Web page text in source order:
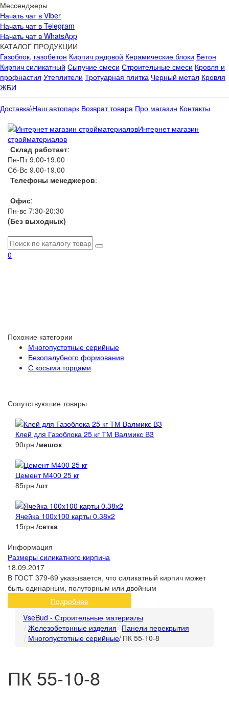
Мессенджеры
Начать чат в Viber
Начать чат в Telegram
Начать чат в WhatsApp
КАТАЛОГ ПРОДУКЦИИ
Газоблок, газобетон Кирпич рядовой Керамические блоки Бетон
Кирпич силикатный Сыпучие смеси Строительные смеси Кровля и
профнастил Утеплители Тротуарная плитка Черный метал Кровля
ЖБИ
Доставка\Наш автопарк Возврат товара Про магазин Контакты
Интернет магазин
стройматериалов
Склад работает:
Пн-Пт 9.00-19.00
Сб-Вс 9.00-19.00
Телефоны менеджеров:
Офис:
Пн-вс 7:30-20:30
(Без выходных)
0
Похожие категории
Многопустотные серийные
Безопалубного формования
С косыми торцами
Сопутствуюшие товары
Клей для Газоблока 25 кг ТМ Валмикс В3
90грн /мешок
Цемент М400 25 кг
85грн /шт
Ячейка 100х100 карты 0.38х2
15грн /сетка
Информация
Размеры силикатного кирпича
18.09.2017
В ГОСТ 379-69 указывается, что силикатный кирпич может
быть одинарным, полуторным или двойным
Подробнее
VseBud - Строительные материалы
Железобетонные изделия Панели перекрытия
Многопустотные серийные/ ПК 55-10-8
ПК 55-10-8